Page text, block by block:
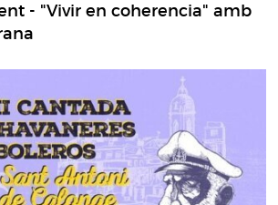
- "Vivir en coherencia" amb